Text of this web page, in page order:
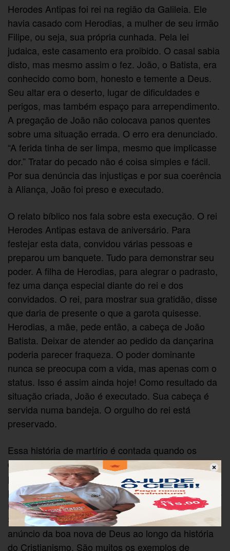
Herodes Antipas foi rei na região da Galileia. Ele
havia casado com Herodias, a mulher de seu irmão
Filipe, ou seja, sua própria cunhada. Pela lei
judaica, este casamento era proibido. O casal sabia
disto, mas mesmo assim o fez. João, o Batista, era
conhecido como bom, honesto e temente a Deus.
Seu altar era o deserto, lugar de dificuldades e
perigos, mas também espaço para arrependimento.
A pregação de João não colocava panos quentes
sobre uma situação errada. O erro era denunciado.
“A ferida tinha de ser limpa, mesmo que implicasse
dor.” Tratar do pecado não é coisa simples e fácil.
Por sua denúncia das injustiças e por sua coerência
à Aliança, João foi preso e executado.
O relato bíblico nos fala sobre esta execução. O rei
Herodes Antipas estava de aniversário. Para
festejar esta data, convidou várias pessoas e
preparou um banquete. Tudo para demonstrar seu
poder. A filha de Herodias, para alegrar o padrasto,
fez uma dança especial diante do rei e dos
convidados. O rei, para mostrar sua gratidão, disse
que daria de presente o que a garota quisesse.
Herodias, a mãe, pede então, a cabeça de João
Batista. Deixar de atender ao pedido da dançarina
poderia parecer fraqueza. O poder dominante
nunca se preocupa com a vida, mas apenas com o
status. Isso é assim ainda hoje! Como resultado da
situação criada, João é executado. Sua cabeça é
servida numa bandeja. O orgulho do rei está
preservado.
Essa história de martírio é contada quando os
discípulos de Jesus voltam de uma jornada de
pregação, que causou grande impressão na opinião
pública. O martírio de João é o prenúncio da própria
morte de Jesus e também dos discípulos, no futuro.
Sofrimento e morte acompanham a tarefa do
anúncio da boa nova de Deus ao longo da história
do Cristianismo. São muitos os exemplos de